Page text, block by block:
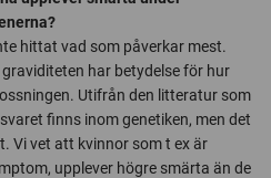
hittat vad som påverkar mest.
har betydelse för hur
Utifrån den litteratur som
finns inom genetiken, men det
Vi vet att kvinnor som t ex är
upplever högre smärta än de